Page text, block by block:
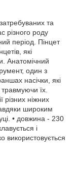
та
різного роду
період. Пінцет
які
Анатомічний
один з
насічки, які
їх.
різних ніжних
широким
• довжина - 230
і
використовується